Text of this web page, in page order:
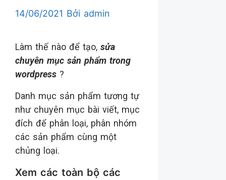
14/06/2021 Bởi admin
Làm thế nào để tạo, sửa
chuyên mục sản phẩm trong
wordpress ?
Danh mục sản phẩm tương tự
như chuyên mục bài viết, mục
đích để phân loại, phân nhóm
các sản phẩm cùng một
chủng loại.
Xem các toàn bộ các